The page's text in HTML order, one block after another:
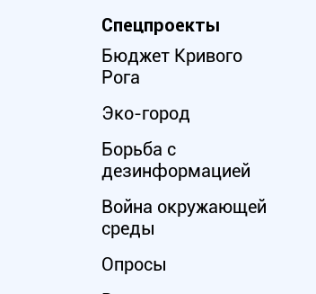
Спецпроекты
Бюджет Кривого
Рога
Эко-город
Борьба с
дезинформацией
Война окружающей
среды
Опросы